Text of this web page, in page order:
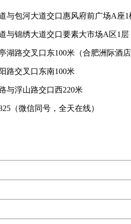
与包河大道交口惠风府前广场A座1
与锦绣大道交口要素大市场A区1层
湖路交叉口东100米（合肥洲际酒店
路交叉口东南100米
与浮山路交口西220米
（微信同号，全天在线）